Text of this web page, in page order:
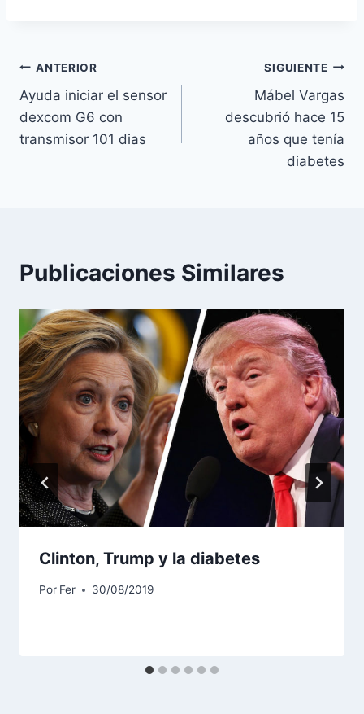
Navegación
de
entradas
ANTERIOR
Ayuda iniciar el sensor
dexcom G6 con
transmisor 101 dias
SIGUIENTE
Mábel Vargas
descubrió hace 15
años que tenía
diabetes
Publicaciones Similares
Clinton, Trump y la diabetes
Por Fer 30/08/2019